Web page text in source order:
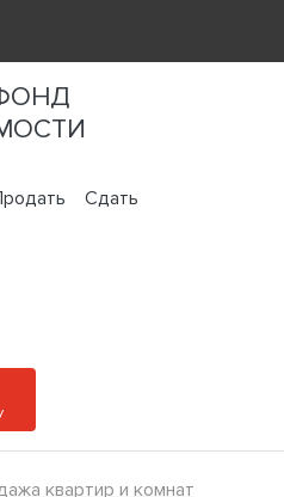
Сдать
квартир и комнат